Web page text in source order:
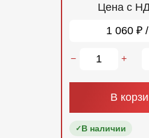
Цена с
1 060 ₽
− +
В
В наличии